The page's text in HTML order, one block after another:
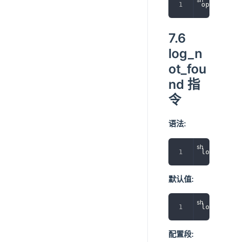
7.6
log_n
ot_fou
nd 指
令
语法:
默认值:
配置段: